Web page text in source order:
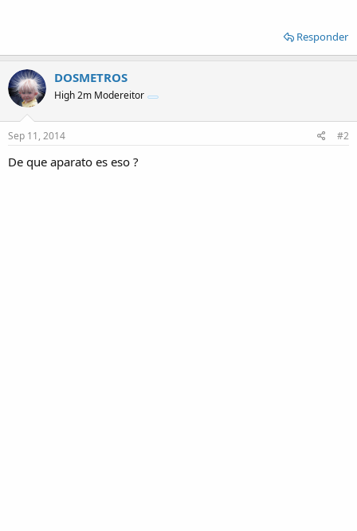
Responder
DOSMETROS
High 2m Modereitor
Sep 11, 2014 #2
De que aparato es eso ?